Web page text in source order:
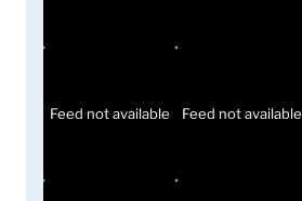
Feed not available Feed not available